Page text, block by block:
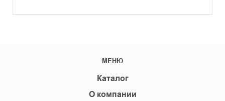
МЕНЮ
Каталог
О компании